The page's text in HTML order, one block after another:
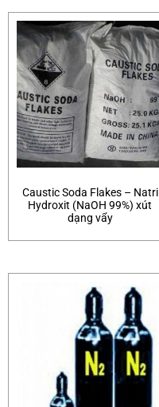
Caustic Soda Flakes – Natri
Hydroxit (NaOH 99%) xút
dạng vẩy